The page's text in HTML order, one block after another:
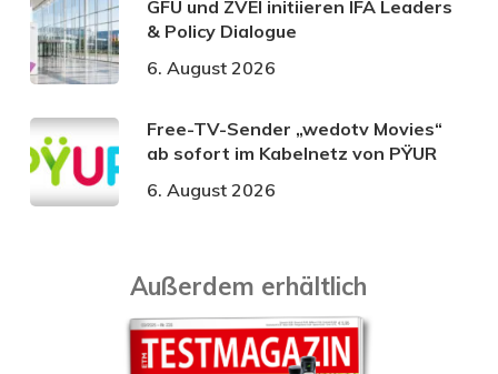
GFU und ZVEI initiieren IFA Leaders
& Policy Dialogue
6. August 2026
Free-TV-Sender „wedotv Movies“
ab sofort im Kabelnetz von PŸUR
6. August 2026
Außerdem erhältlich